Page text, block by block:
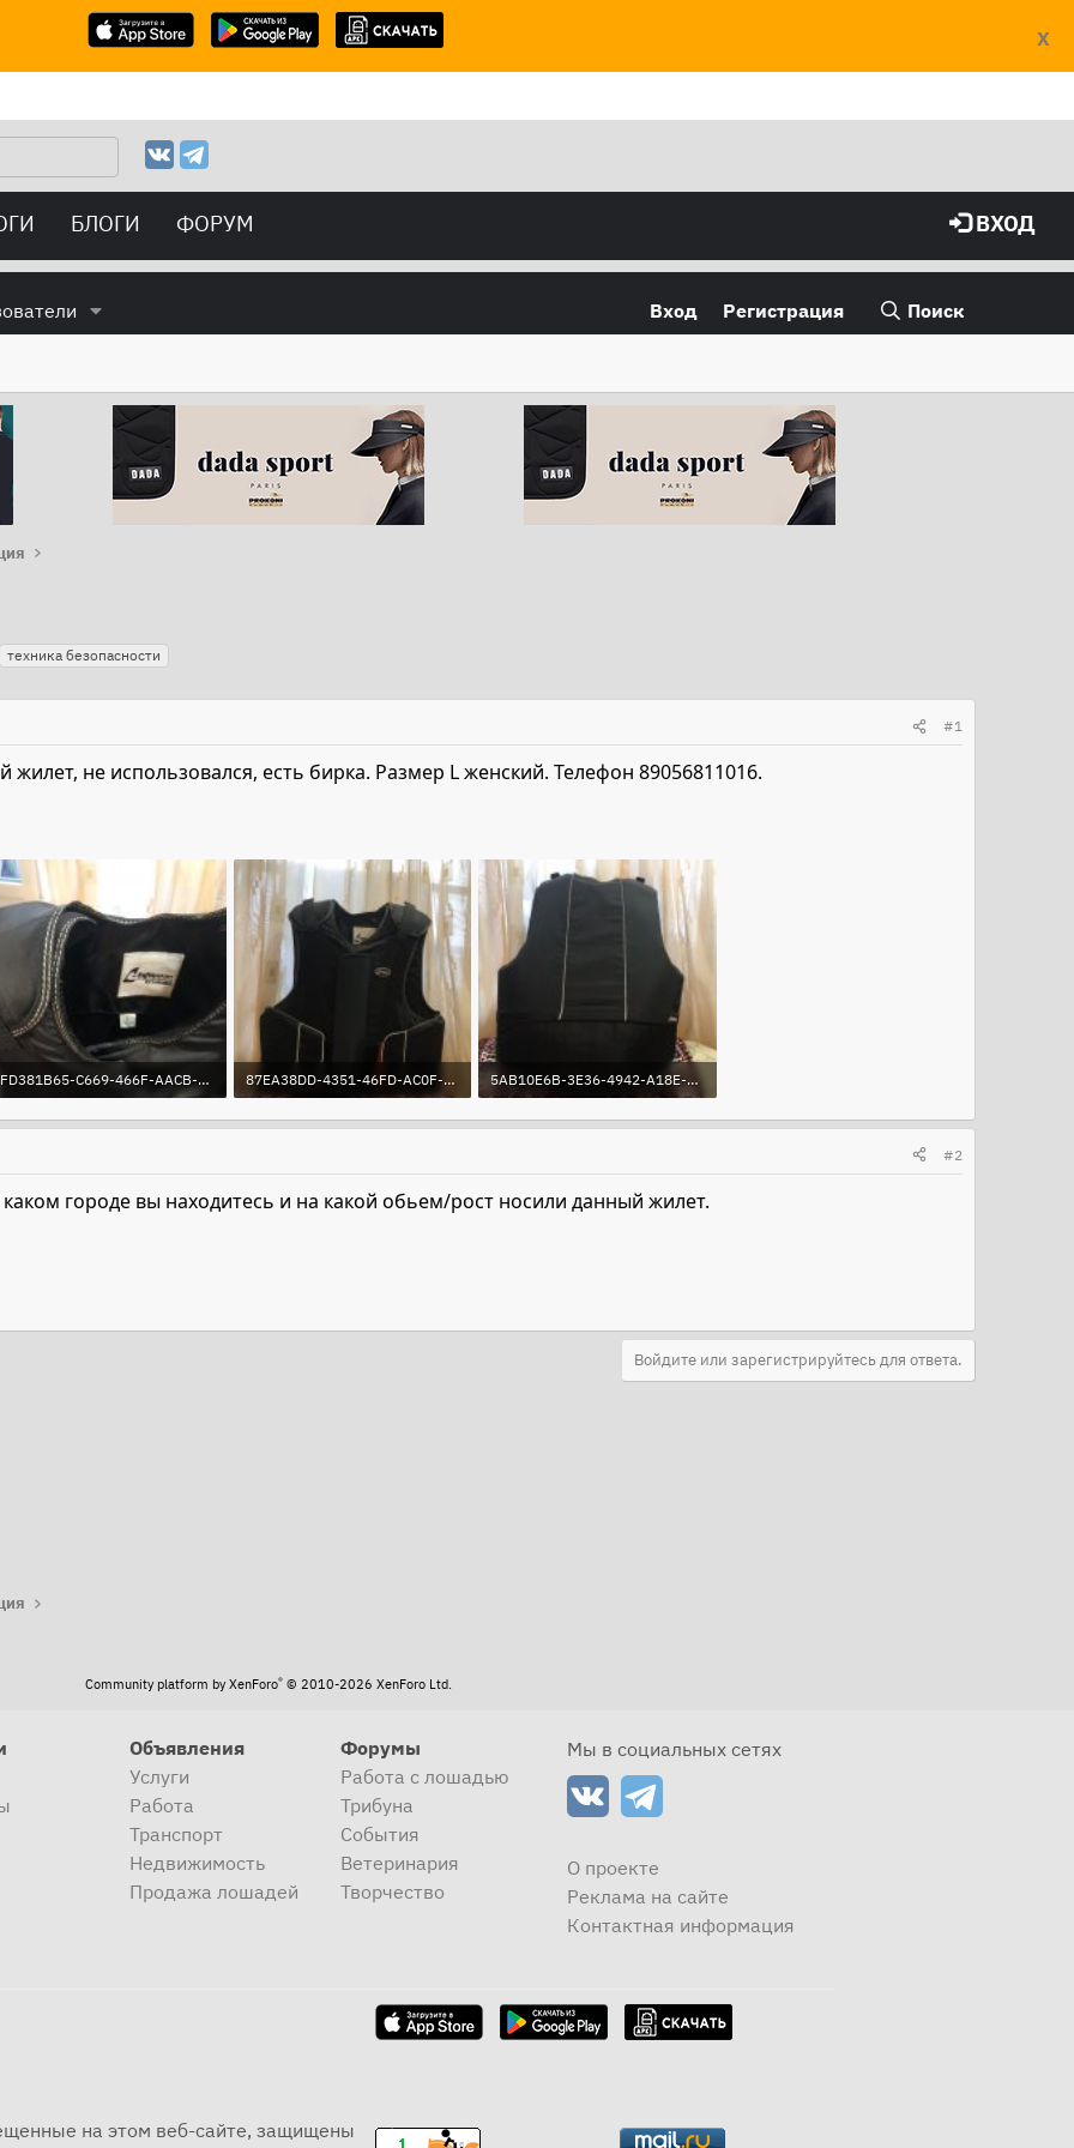
X
БЛОГИ ФОРУМ ВХОД
Вход Регистрация Поиск
техника безопасности
#1
не использовался, есть бирка. Размер L женский. Телефон 89056811016.
FD381B65-C669-466F-AACB-4F4C40412FB3.jpeg
87EA38DD-4351-46FD-AC0F-0A71C42866E6.jpeg
5AB10E6B-3E36-4942-A18E-FB405AF64E81.jpeg
#2
городе вы находитесь и на какой обьем/рост носили данный жилет.
Войдите или зарегистрируйтесь для ответа.
Community platform by XenForo® © 2010-2026 XenForo Ltd.
Объявления
Услуги
Работа
Транспорт
Недвижимость
Продажа лошадей
Форумы
Работа с лошадью
Трибуна
События
Ветеринария
Творчество
Мы в социальных сетях
О проекте
Реклама на сайте
Контактная информация
на этом веб-сайте, защищены